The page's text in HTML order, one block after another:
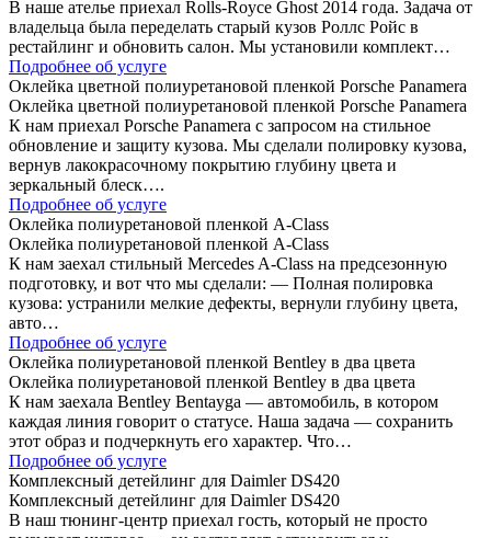
В наше ателье приехал Rolls-Royce Ghost 2014 года. Задача от
владельца была переделать старый кузов Роллс Ройс в
рестайлинг и обновить салон. Мы установили комплект…
Подробнее об услуге
Оклейка цветной полиуретановой пленкой Porsche Panamera
Оклейка цветной полиуретановой пленкой Porsche Panamera
К нам приехал Porsche Panamera с запросом на стильное
обновление и защиту кузова. Мы сделали полировку кузова,
вернув лакокрасочному покрытию глубину цвета и
зеркальный блеск….
Подробнее об услуге
Оклейка полиуретановой пленкой A-Class
Оклейка полиуретановой пленкой A-Class
К нам заехал стильный Mercedes A-Class на предсезонную
подготовку, и вот что мы сделали: — Полная полировка
кузова: устранили мелкие дефекты, вернули глубину цвета,
авто…
Подробнее об услуге
Оклейка полиуретановой пленкой Bentley в два цвета
Оклейка полиуретановой пленкой Bentley в два цвета
К нам заехала Bentley Bentayga — автомобиль, в котором
каждая линия говорит о статусе. Наша задача — сохранить
этот образ и подчеркнуть его характер. Что…
Подробнее об услуге
Комплексный детейлинг для Daimler DS420
Комплексный детейлинг для Daimler DS420
В наш тюнинг-центр приехал гость, который не просто